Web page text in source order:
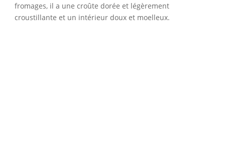
fromages, il a une croûte dorée et légèrement
croustillante et un intérieur doux et moelleux.